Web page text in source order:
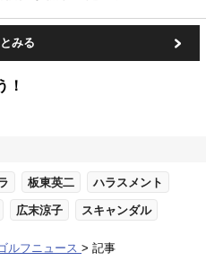
みる
！
板東英二 ハラスメント
広末涼子 スキャンダル
ルフニュース 記事